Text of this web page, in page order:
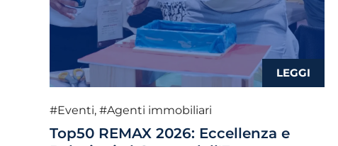
#Eventi, #Agenti immobiliari
Top50 REMAX 2026: Eccellenza e